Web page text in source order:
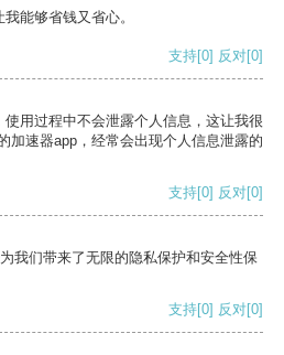
能够省钱又省心。
支持[0] 反对[0]
用过程中不会泄露个人信息，这让我很
加速器app，经常会出现个人信息泄露的
支持[0] 反对[0]
我们带来了无限的隐私保护和安全性保
支持[0] 反对[0]